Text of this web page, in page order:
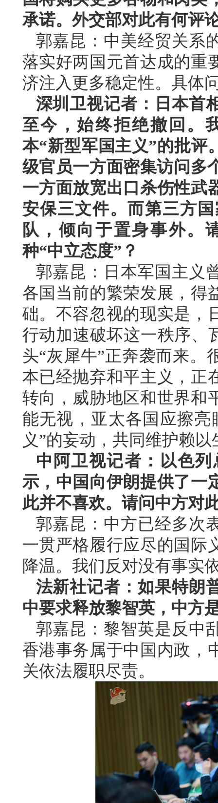
承诺。外交部对此有何评
郭嘉昆：中美经贸关系
落实好两国元首达成的重
济注入更多稳定性。具体
深圳卫视记者：日本首
至今，始终拒绝撤回。
本“新型军国主义”的批评
级官员一方面密集访问多
一方面放宽出口杀伤性武
安保三文件。而第三方
队，倾向于置身事外。
种“中立态度”？
郭嘉昆：日本军国主义
各国当前的繁荣发展，得
础。不容忽视的现实是，
行动加速破坏这一秩序、
头“灰犀牛”正奔袭而来。
本已经抛弃和平主义，正
转向，威胁地区和世界和
能无视，亚太各国应擦
义”的妄动，共同维护赖
中阿卫视记者：以色
示，中国向伊朗提供了一
此并不喜欢。请问中方对
郭嘉昆：中方已经多次
一贯严格履行应尽的国际
降温。我们反对没有事实
法新社记者：如果特朗
中要求释放黎智英，中方
郭嘉昆：黎智英是反中
香港事务属于中国内政，
关依法履职尽责。